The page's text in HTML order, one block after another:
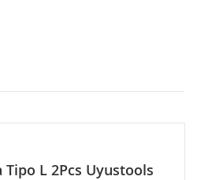
L 2Pcs Uyustools